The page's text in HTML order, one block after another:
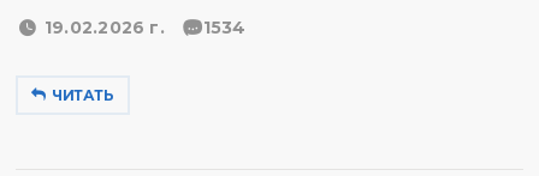
19.02.2026 г. 1534
ЧИТАТЬ